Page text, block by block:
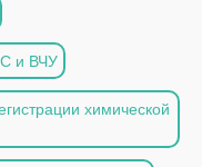
и ВЧУ
химической